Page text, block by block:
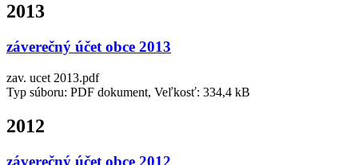
2013
záverečný účet obce 2013
zav. ucet 2013.pdf
Typ súboru: PDF dokument, Veľkosť: 334,4 kB
2012
záverečný účet obce 2012